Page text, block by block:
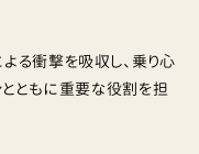
る衝撃を吸収し、乗り心
とともに重要な役割を担